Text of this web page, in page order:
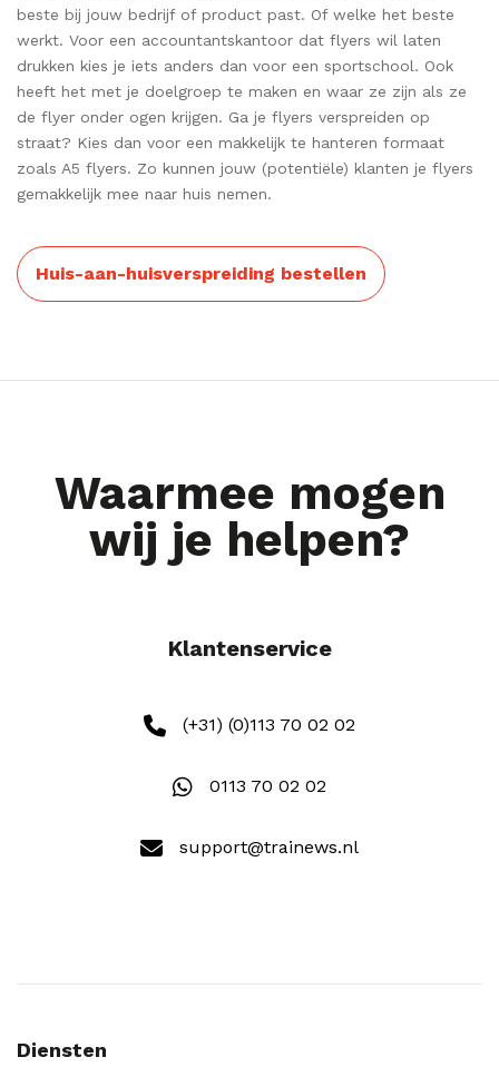
beste bij jouw bedrijf of product past. Of welke het beste
werkt. Voor een accountantskantoor dat flyers wil laten
drukken kies je iets anders dan voor een sportschool. Ook
heeft het met je doelgroep te maken en waar ze zijn als ze
de flyer onder ogen krijgen. Ga je flyers verspreiden op
straat? Kies dan voor een makkelijk te hanteren formaat
zoals A5 flyers. Zo kunnen jouw (potentiële) klanten je flyers
gemakkelijk mee naar huis nemen.
Huis-aan-huisverspreiding bestellen
Waarmee mogen
wij je helpen?
Klantenservice
(+31) (0)113 70 02 02
0113 70 02 02
support@trainews.nl
Diensten